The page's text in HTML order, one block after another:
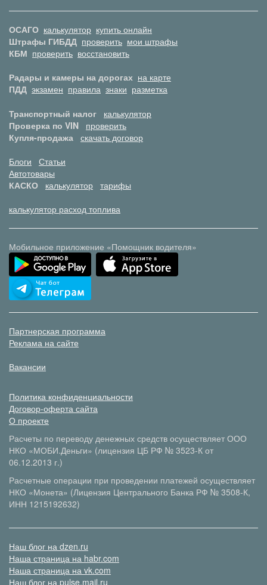
ОСАГО калькулятор купить онлайн
Штрафы ГИБДД проверить мои штрафы
КБМ проверить восстановить
Радары и камеры на дорогах на карте
ПДД экзамен правила знаки разметка
Транспортный налог
калькулятор
Проверка по VIN
проверить
Купля-продажа скачать договор
Блоги
Статьи
Автотовары
КАСКО
калькулятор тарифы
калькулятор расход топлива
Мобильное приложение «Помощник водителя»
Партнерская программа
Реклама на сайте
Вакансии
Политика конфиденциальности
Договор-оферта сайта
О проекте
Расчеты по переводу денежных средств осуществляет ООО
НКО «МОБИ.Деньги» (лицензия ЦБ РФ № 3523-К от
06.12.2013 г.)
Расчетные операции при проведении платежей осуществляет
НКО «Монета» (Лицензия Центрального Банка РФ № 3508-К,
ИНН 1215192632)
Наш блог на dzen.ru
Наша страница на habr.com
Наша страница на vk.com
Наш блог на pulse.mail.ru